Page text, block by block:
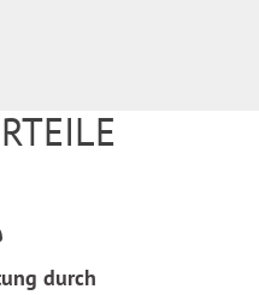
durch